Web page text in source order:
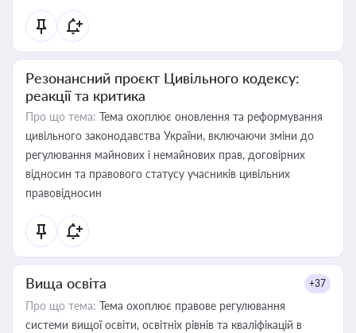
Резонансний проєкт Цивільного кодексу:
реакції та критика
Про що тема: Тема охоплює оновлення та реформування
цивільного законодавства України, включаючи зміни до
регулювання майнових і немайнових прав, договірних
відносин та правового статусу учасників цивільних
правовідносин
Вища освіта +37
Про що тема: Тема охоплює правове регулювання
системи вищої освіти, освітніх рівнів та кваліфікацій в